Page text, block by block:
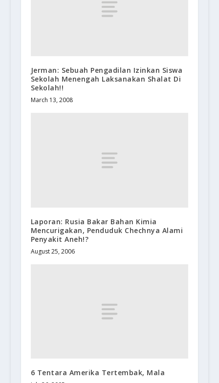
Jerman: Sebuah Pengadilan Izinkan Siswa
Sekolah Menengah Laksanakan Shalat Di
Sekolah!!
March 13, 2008
Laporan: Rusia Bakar Bahan Kimia
Mencurigakan, Penduduk Chechnya Alami
Penyakit Aneh!?
August 25, 2006
6 Tentara Amerika Tertembak, Mala